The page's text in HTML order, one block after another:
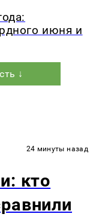
июня и
↓
24 минуты назад
кто